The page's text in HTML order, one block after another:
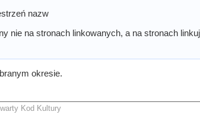
nazw
nie na stronach linkowanych, a na stronach
okresie.
Kod Kultury